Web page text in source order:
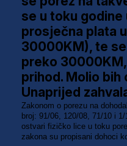
se u toku
prosječna plata
30000KM), te
preko
prihod. Molio bih
Unaprijed
Zakonom o porezu na
broj: 91/06, 120/08, 71/10 i
ostvari fizičko lice u toku
zakona su propisani dohoci